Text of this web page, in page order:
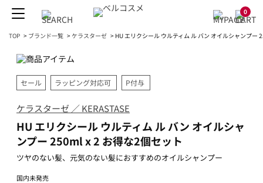
0
TOP > ブランド一覧 > ケラスターゼ > HU エリクシール ウルティム ル バン オイルシャンプー
セール ラッピング対応可 P付与
ケラスターゼ ／ KERASTASE
HU エリクシール ウルティム ル バン オイルシャ
ンプー 250ml x 2 お得な2個セット
ツヤのない髪、元気のない髪におすすめのオイルシャンプー
国内未発売